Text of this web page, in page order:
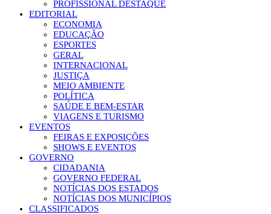
PROFISSIONAL DESTAQUE
EDITORIAL
ECONOMIA
EDUCAÇÃO
ESPORTES
GERAL
INTERNACIONAL
JUSTIÇA
MEIO AMBIENTE
POLÍTICA
SAÚDE E BEM-ESTAR
VIAGENS E TURISMO
EVENTOS
FEIRAS E EXPOSIÇÕES
SHOWS E EVENTOS
GOVERNO
CIDADANIA
GOVERNO FEDERAL
NOTÍCIAS DOS ESTADOS
NOTÍCIAS DOS MUNICÍPIOS
CLASSIFICADOS